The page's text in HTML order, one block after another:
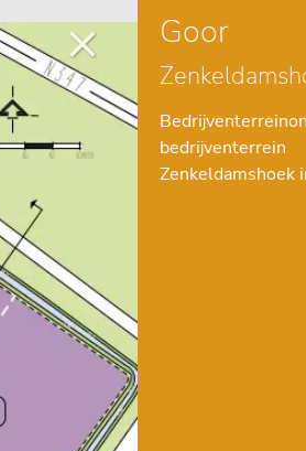
Goor
bedrijventerrein
Zenkeldamshoek